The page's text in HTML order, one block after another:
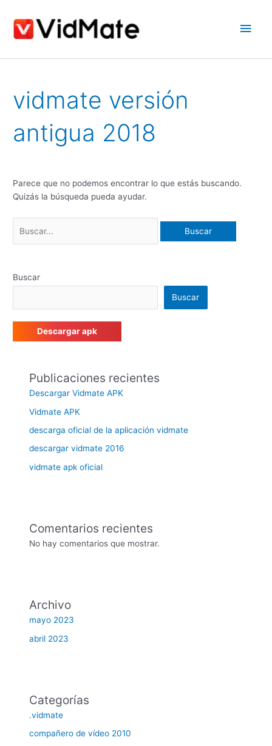
contenido
vidmate versión
antigua 2018
Parece que no podemos encontrar lo que estás buscando.
Quizás la búsqueda pueda ayudar.
Buscar
Buscar
Descargar apk
Publicaciones recientes
Descargar Vidmate APK
Vidmate APK
descarga oficial de la aplicación vidmate
descargar vidmate 2016
vidmate apk oficial
Comentarios recientes
No hay comentarios que mostrar.
Archivo
mayo 2023
abril 2023
Categorías
.vidmate
compañero de vídeo 2010